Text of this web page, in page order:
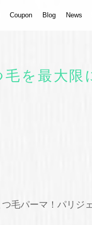
Coupon Blog News
毛を最大限
毛パーマ！パリジ